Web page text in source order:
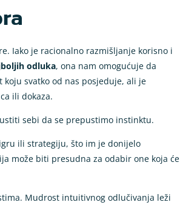
Iako je racionalno razmišljanje korisno i
odluka, ona nam omogućuje da
svatko od nas posjeduje, ali je
ili dokaza.
sebi da se prepustimo instinktu.
ili strategiju, što im je donijelo
može biti presudna za odabir one koja će
Mudrost intuitivnog odlučivanja leži